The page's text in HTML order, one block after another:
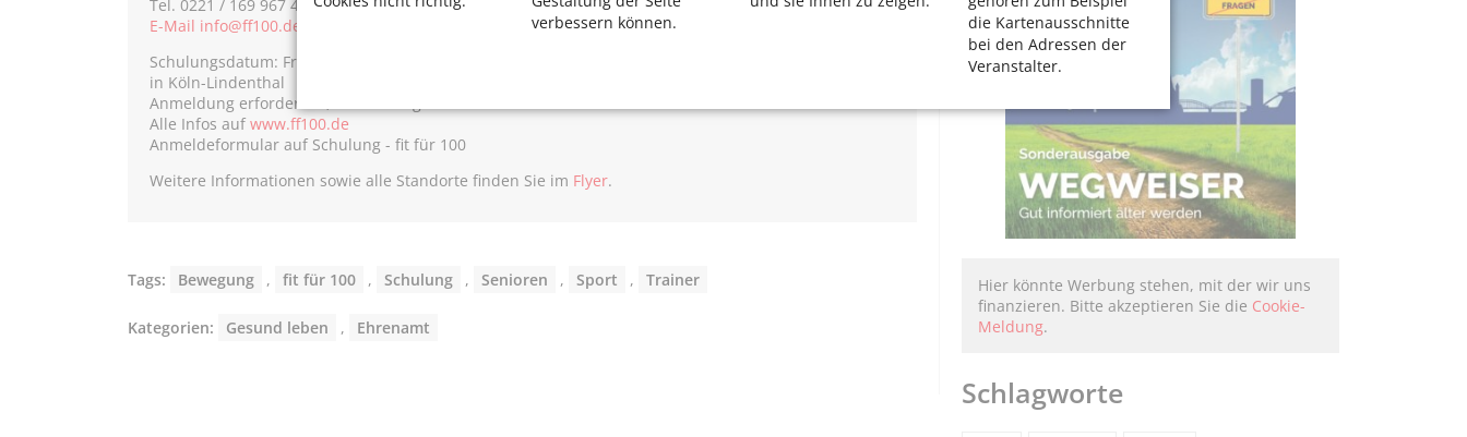
verbessern können.
die Kartenausschnitte
bei den Adressen der
Veranstalter.
Tel. 0221 / 169 967 40
E-Mail info@ff100.de
Schulungsdatum: Fr, 25.6.und Sa, 27.6.2025
in Köln-Lindenthal
Anmeldung erforderlich, Teilnahmegebühr ab 675 Euro
Alle Infos auf www.ff100.de
Anmeldeformular auf Schulung - fit für 100
Weitere Informationen sowie alle Standorte finden Sie im Flyer.
Tags: Bewegung , fit für 100 , Schulung , Senioren , Sport , Trainer
Kategorien: Gesund leben , Ehrenamt
Hier könnte Werbung stehen, mit der wir uns
finanzieren. Bitte akzeptieren Sie die Cookie-
Meldung.
Schlagworte